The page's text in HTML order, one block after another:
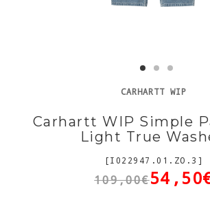
CARHARTT WIP
Carhartt WIP Simple
Light True
[I022947.01.ZO.3]
109,00€